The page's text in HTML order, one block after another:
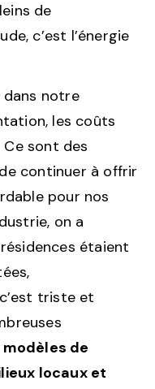
de
c’est l’énergie
dans notre
les coûts
sont des
continuer à offrir
pour nos
on a
étaient
triste et
de
locaux et